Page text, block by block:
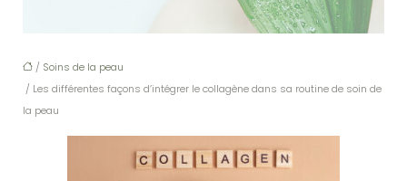
/ Soins de la peau
/ Les différentes façons d’intégrer le collagène dans sa routine de soin de
la peau